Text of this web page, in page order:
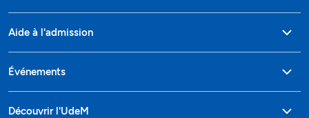
Aide à l'admission
Événements
Découvrir l'UdeM